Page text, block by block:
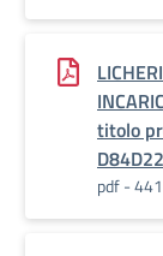
titolo
pdf -